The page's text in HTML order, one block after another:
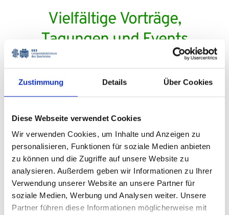
Zustimmung Details Über Cookies
Diese Webseite verwendet Cookies
Wir verwenden Cookies, um Inhalte und Anzeigen zu
personalisieren, Funktionen für soziale Medien anbieten
zu können und die Zugriffe auf unsere Website zu
analysieren. Außerdem geben wir Informationen zu Ihrer
Verwendung unserer Website an unsere Partner für
soziale Medien, Werbung und Analysen weiter. Unsere
Partner führen diese Informationen möglicherweise mit
Vielfältige Vorträge,
Tagungen und Events
Erfahren Sie mehr über aktuelle
Veranstaltungen amUKS! Ob Patientenforen,
Fachvorträge oder Gesundheitstage –
von Expertenwissen aus erster Hand. Jetzt
unser Programm entdecken!